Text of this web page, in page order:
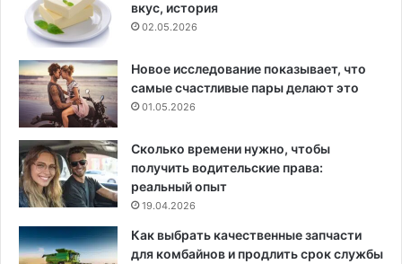
вкус, история
02.05.2026
Новое исследование показывает, что
самые счастливые пары делают это
01.05.2026
Сколько времени нужно, чтобы
получить водительские права:
реальный опыт
19.04.2026
Как выбрать качественные запчасти
для комбайнов и продлить срок службы